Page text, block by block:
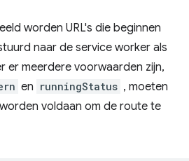
worden URL's die beginnen
naar de service worker als
er meerdere voorwaarden zijn,
en runningStatus , moeten
voldaan om de route te